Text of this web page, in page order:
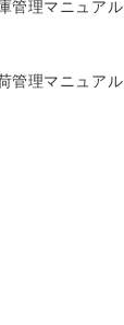
管理マニュアル
管理マニュアル